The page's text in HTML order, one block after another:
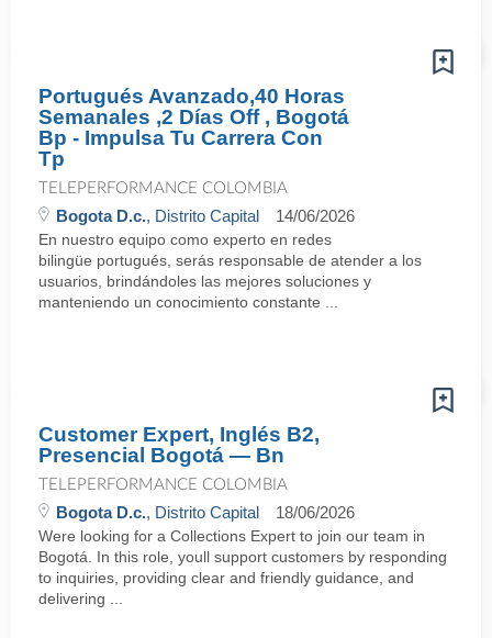
Portugués Avanzado,40 Horas
Semanales ,2 Días Off , Bogotá
Bp - Impulsa Tu Carrera Con
Tp
TELEPERFORMANCE COLOMBIA
Bogota D.c., Distrito Capital 14/06/2026
En nuestro equipo como experto en redes
bilingüe portugués, serás responsable de atender a los
usuarios, brindándoles las mejores soluciones y
manteniendo un conocimiento constante ...
Customer Expert, Inglés B2,
Presencial Bogotá — Bn
TELEPERFORMANCE COLOMBIA
Bogota D.c., Distrito Capital 18/06/2026
Were looking for a Collections Expert to join our team in
Bogotá. In this role, youll support customers by responding
to inquiries, providing clear and friendly guidance, and
delivering ...